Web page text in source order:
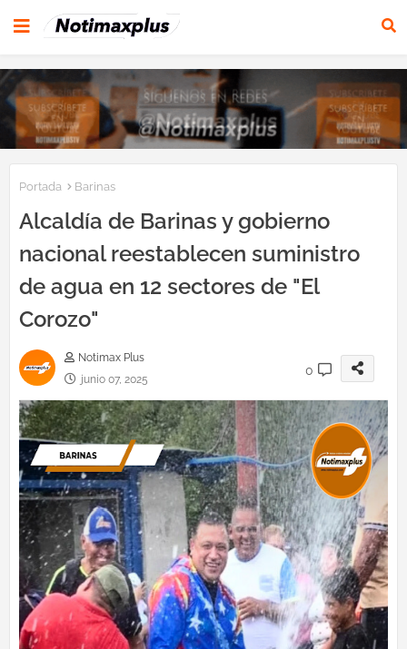
Portada Barinas
Alcaldía de Barinas y gobierno
nacional reestablecen suministro
de agua en 12 sectores de "El
Corozo"
Notimax Plus
junio 07, 2025
0